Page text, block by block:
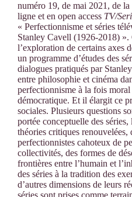
numéro 19, de mai 2021, de
ligne et en open access TV/
« Perfectionnisme et séries
Stanley Cavell (1926-2018) ».
l’exploration de certains axes
un programme d’études des
dialogues pratiqués par
entre philosophie et cinéma
perfectionnisme à la fois
démocratique. Et il élargit ce
sociales. Plusieurs questions
portée conceptuelle des
théories critiques renouvelées,
perfectionnistes cahoteux de
collectivités, des formes de
frontières entre l’humain et
des séries à la tradition des
d’autres dimensions de leurs
séries sont prises comme